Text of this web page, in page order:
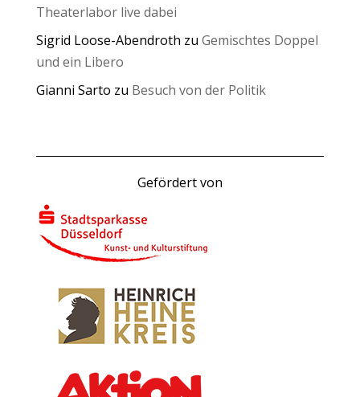
Theaterlabor live dabei
Sigrid Loose-Abendroth zu Gemischtes Doppel
und ein Libero
Gianni Sarto zu Besuch von der Politik
Gefördert von